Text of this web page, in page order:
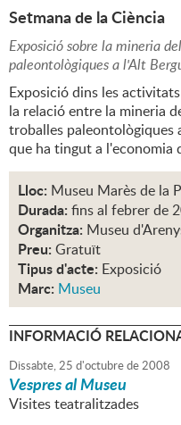
Setmana de la Ciència
Exposició sobre la mineria
paleontològiques a l'Alt
Exposició dins les
la relació entre la mineria
troballes paleontològiques
que ha tingut a l'economia
Lloc: Museu Marès de la
Durada: fins al febrer de
Organitza: Museu
Preu: Gratuït
Tipus d'acte: Exposició
Marc: Museu
INFORMACIÓ
Dissabte,25 d'octubrede2008
Vespres al Museu
Visites teatralitzades